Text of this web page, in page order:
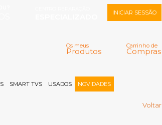
Carrinho de
Compras
Os meus
Produtos
INICIAR SESSÃO
Memorizar
Registar |
SMART TVS USADOS NOVIDADES
Voltar